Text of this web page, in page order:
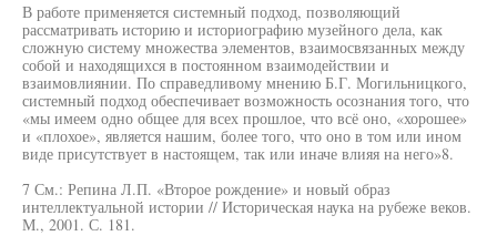
В работе применяется системный подход, позволяющий
рассматривать историю и историографию музейного дела, как
сложную систему множества элементов, взаимосвязанных между
собой и находящихся в постоянном взаимодействии и
взаимовлиянии. По справедливому мнению Б.Г. Могильницкого,
системный подход обеспечивает возможность осознания того, что
«мы имеем одно общее для всех прошлое, что всё оно, «хорошее»
и «плохое», является нашим, более того, что оно в том или ином
виде присутствует в настоящем, так или иначе влияя на него»8.
7 См.: Репина Л.П. «Второе рождение» и новый образ
интеллектуальной истории // Историческая наука на рубеже веков.
М., 2001. С. 181.